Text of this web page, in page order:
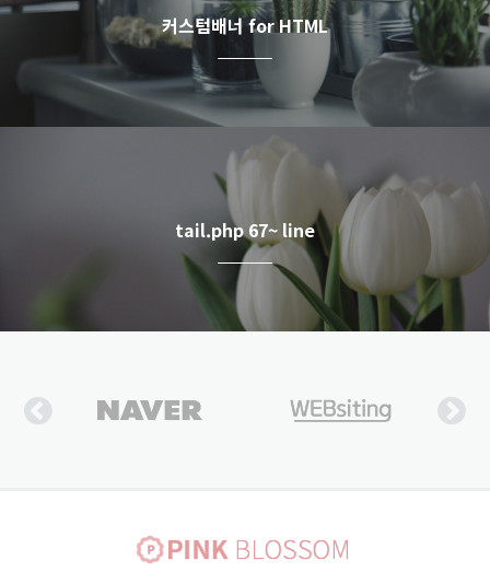
커스텀배너 for HTML
tail.php 67~ line